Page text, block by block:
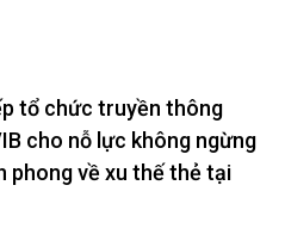
tổ chức truyền thông
cho nỗ lực không ngừng
phong về xu thế thẻ tại